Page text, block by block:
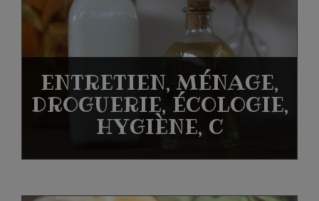
ENTRETIEN, MÉNAGE,
DROGUERIE, ÉCOLOGIE,
HYGIÈNE, C